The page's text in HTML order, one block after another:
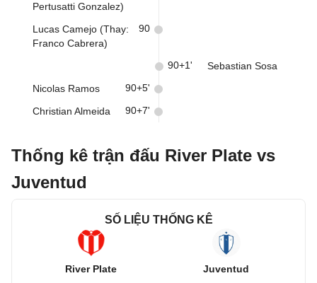
Pertusatti Gonzalez)
Lucas Camejo (Thay:
Franco Cabrera)
90
Sebastian Sosa
90+1'
Nicolas Ramos 90+5'
Christian Almeida 90+7'
Thống kê trận đấu River Plate vs
Juventud
SỐ LIỆU THỐNG KÊ
River Plate Juventud